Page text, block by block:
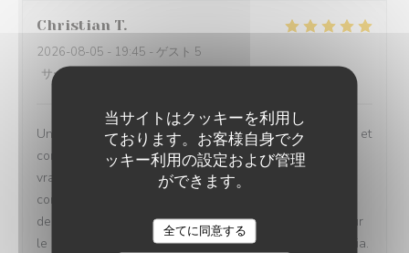
当サイトはクッキーを利用し
ております。お客様自身でク
ッキー利用の設定および管理
ができます。
全てに同意する
Christian T
2026-08-05 - 19:45 - ゲスト 5
サービス
Un restaurant très agréable : le cadre très sympathique et
convivial. Les plats bien sûr, j'ai adoré la Carbonnade
vraiment délicieuse. Mes amis (des locaux qui ne
connaissaient pas le restaurant) ont fait une vraie
decouverte et ils reviendront. Une mention speciale pour
le service tres souriant (sincere) et serviable. Merci Sonia.